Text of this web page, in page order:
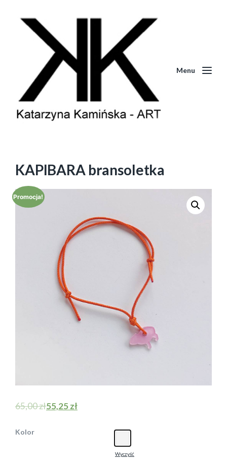
Menu
KAPIBARA bransoletka
Promocja!
65,00zł55,25zł
Kolor
Wyczyść